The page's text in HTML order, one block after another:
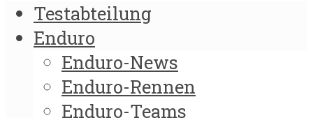
Testabteilung
Enduro
Enduro-News
Enduro-Rennen
Enduro-Teams